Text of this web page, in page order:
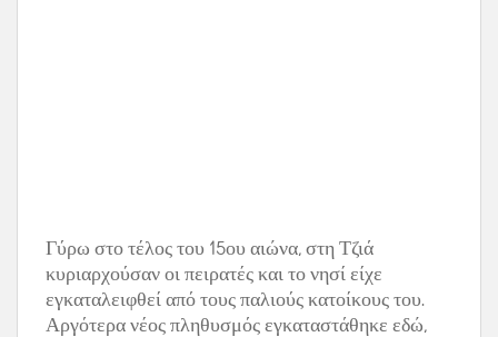
Γύρω στο τέλος του 15ου αιώνα, στη Τζιά
κυριαρχούσαν οι πειρατές και το νησί είχε
εγκαταλειφθεί από τους παλιούς κατοίκους του.
Αργότερα νέος πληθυσμός εγκαταστάθηκε εδώ,